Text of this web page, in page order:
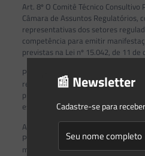
Art. 8º O Comitê Técnico
Câmara de Assuntos Regulatórios,
representativas dos setores
competência para emitir
previstas na Lei nº 15.042, de 11 de
Parágrafo único. A Câmara de
regulamentada por ato do Ministro
prazo de sessenta dias, contado
estabelecer os setores regulados
Art. 9º A sistemática de consulta ao
Permanente e à Câmara de
mínimo:
📰 Newsletter
Cadastre-se para